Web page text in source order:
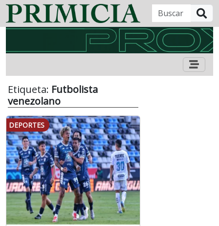
Etiqueta: Futbolista
venezolano
DEPORTES